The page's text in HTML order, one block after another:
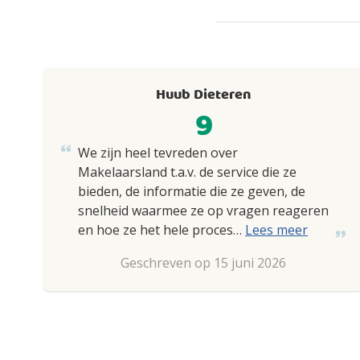
Huub Dieteren
9
We zijn heel tevreden over
Makelaarsland t.a.v. de service die ze
bieden, de informatie die ze geven, de
snelheid waarmee ze op vragen reageren
en hoe ze het hele proces… Lees meer
Geschreven op 15 juni 2026